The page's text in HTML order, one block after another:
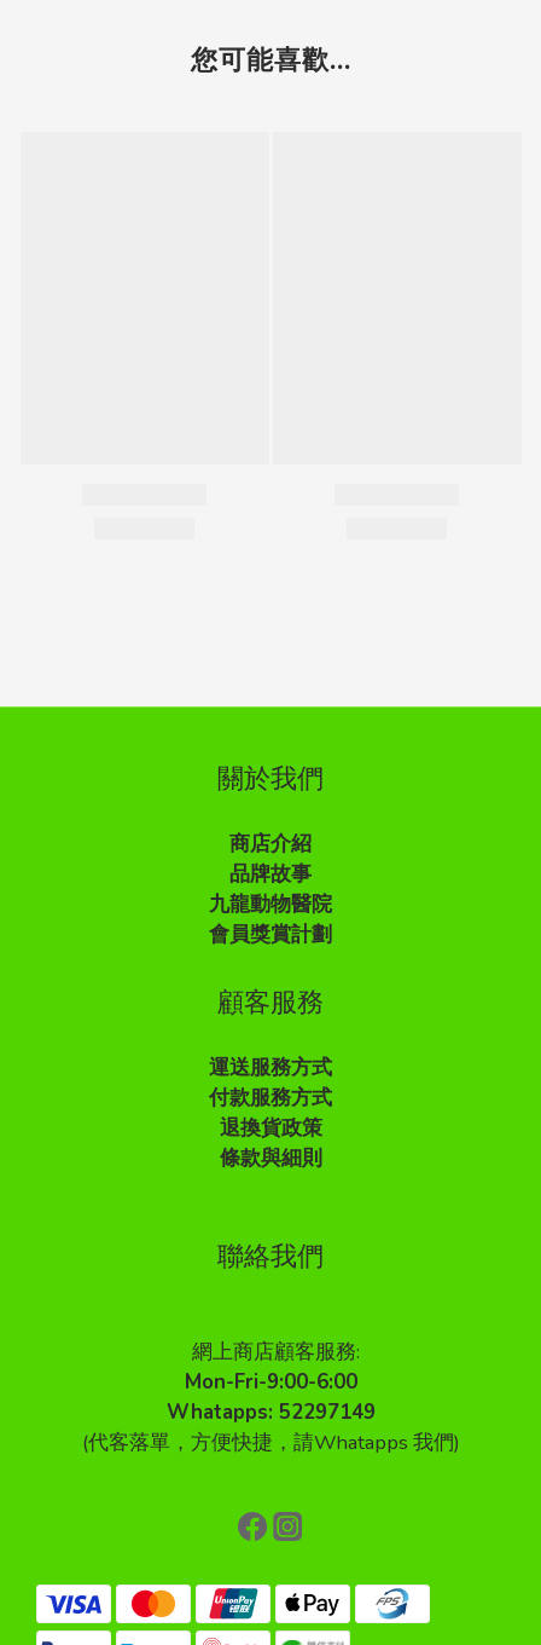
您可能喜歡...
關於我們
商店介紹
品牌故事
九龍動物醫院
會員獎賞計劃
顧客服務
運送服務方式
付款服務方式
退換貨政策
條款與細則
聯絡我們
網上商店顧客服務:
Mon-Fri-9:00-6:00
Whatapps: 52297149
(代客落單，方便快捷，請Whatapps 我們)